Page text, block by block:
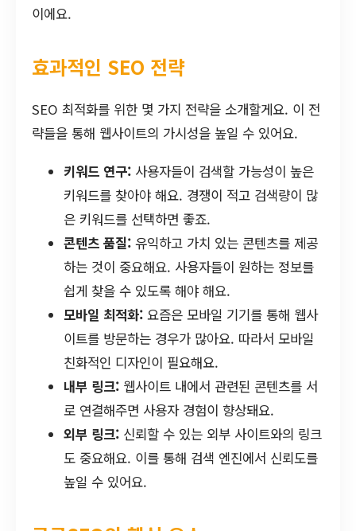
이에요.
효과적인 SEO 전략
SEO 최적화를 위한 몇 가지 전략을 소개할게요. 이 전
략들을 통해 웹사이트의 가시성을 높일 수 있어요.
키워드 연구: 사용자들이 검색할 가능성이 높은
키워드를 찾아야 해요. 경쟁이 적고 검색량이 많
은 키워드를 선택하면 좋죠.
콘텐츠 품질: 유익하고 가치 있는 콘텐츠를 제공
하는 것이 중요해요. 사용자들이 원하는 정보를
쉽게 찾을 수 있도록 해야 해요.
모바일 최적화: 요즘은 모바일 기기를 통해 웹사
이트를 방문하는 경우가 많아요. 따라서 모바일
친화적인 디자인이 필요해요.
내부 링크: 웹사이트 내에서 관련된 콘텐츠를 서
로 연결해주면 사용자 경험이 향상돼요.
외부 링크: 신뢰할 수 있는 외부 사이트와의 링크
도 중요해요. 이를 통해 검색 엔진에서 신뢰도를
높일 수 있어요.